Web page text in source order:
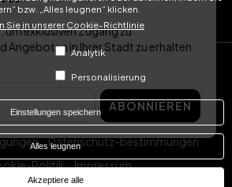
bzw. „Alles leugnen“ klicken.
Sie in unserer Cookie-Richtlinie
Analytik
Personalisierung
Einstellungen speichern
Alles leugnen
Akzeptiere alle
© Hotel Treats 2026
51 00 40 (9:00 - 19:00 CEST)
Datenschutz-bestimmungen
Politik
Impressum
um exklusiven Zugang zu
Angeboten in Ihrer Stadt zu erhalten.
ABONNIEREN